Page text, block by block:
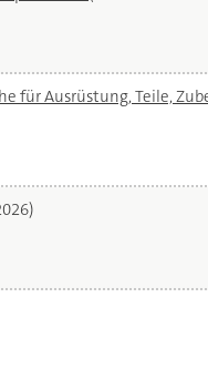
für Ausrüstung, Teile,